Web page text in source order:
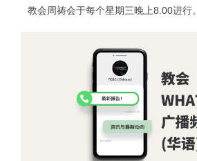
教会周祷会于每个星期三晚上8.00进行。